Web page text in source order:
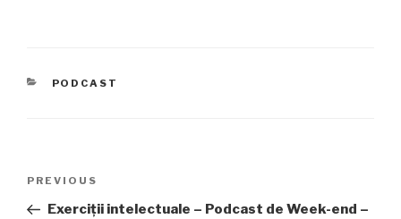
CATEGORIES
PODCAST
Post
Previous
Post
PREVIOUS
Exerciții intelectuale – Podcast de Week-end –